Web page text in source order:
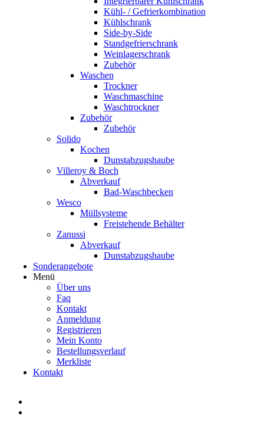
Kühl- / Gefrierkombination
Kühlschrank
Side-by-Side
Standgefrierschrank
Weinlagerschrank
Zubehör
Waschen
Trockner
Waschmaschine
Waschtrockner
Zubehör
Zubehör
Solido
Kochen
Dunstabzugshaube
Villeroy & Boch
Abverkauf
Bad-Waschbecken
Wesco
Müllsysteme
Freistehende Behälter
Zanussi
Abverkauf
Dunstabzugshaube
Sonderangebote
Menü
Über uns
Faq
Kontakt
Anmeldung
Registrieren
Mein Konto
Bestellungsverlauf
Merkliste
Kontakt